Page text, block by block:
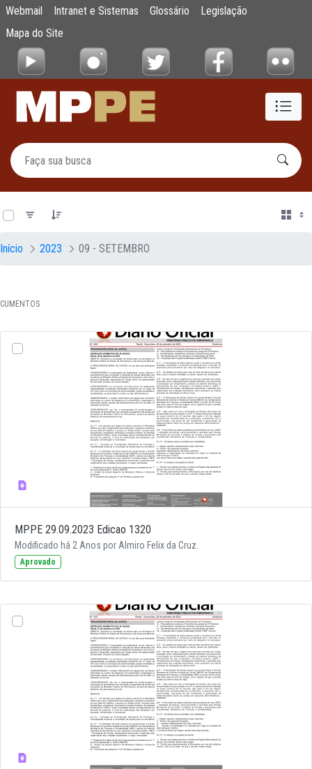
Pular para o Conteúdo principal
Documentos
Webmail Intranet e Sistemas Glossário
Legislação
Mapa do Site
Início 2023 09 - SETEMBRO
MPPE 29.09.2023 Edicao 1320
Modificado há 2 Anos por Almiro Felix da Cruz.
Aprovado